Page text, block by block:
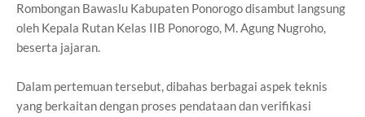
Rombongan Bawaslu Kabupaten Ponorogo disambut langsung
oleh Kepala Rutan Kelas IIB Ponorogo, M. Agung Nugroho,
beserta jajaran.
Dalam pertemuan tersebut, dibahas berbagai aspek teknis
yang berkaitan dengan proses pendataan dan verifikasi